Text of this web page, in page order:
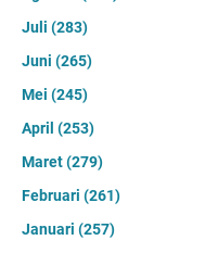
Juli (283)
Juni (265)
Mei (245)
April (253)
Maret(279)
Februari (261)
Januari (257)